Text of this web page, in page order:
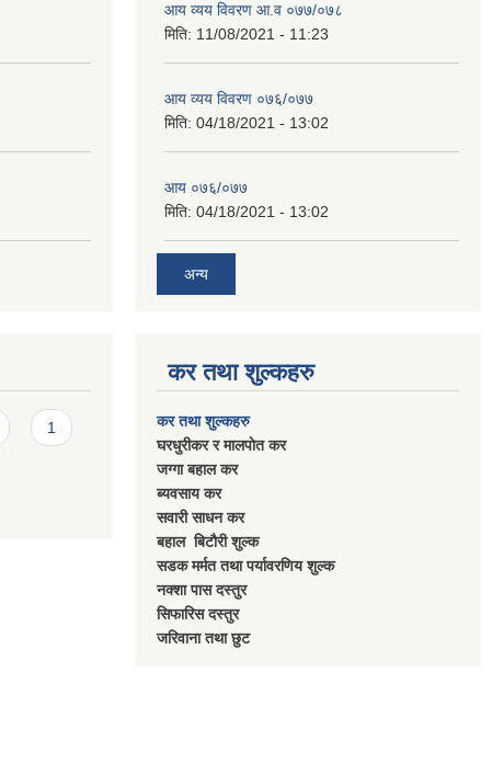
आय व्यय विवरण आ.व ०७७/०७८
मिति: 11/08/2021 - 11:23
आय व्यय विवरण ०७६/०७७
मिति: 04/18/2021 - 13:02
आय ०७६/०७७
मिति: 04/18/2021 - 13:02
अन्य
1
कर तथा शुल्कहरु
कर तथा शुल्कहरु
घरधुरीकर र मालपाेत कर
जग्गा बहाल कर
ब्यवसाय कर
सवारी साधन कर
बहाल बिटाैरी शुल्क
सडक मर्मत तथा पर्यावरणिय शुल्क
नक्शा पास दस्तुर
सिफारिस दस्तुर
जरिवाना तथा छुट